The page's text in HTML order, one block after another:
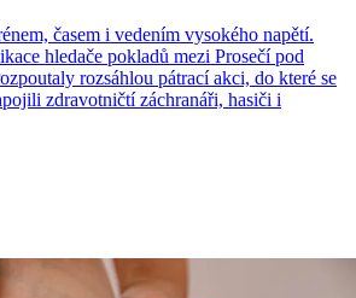
časem i vedením vysokého napětí.
hledače pokladů mezi Prosečí pod
rozsáhlou pátrací akci, do které se
zdravotničtí záchranáři, hasiči i